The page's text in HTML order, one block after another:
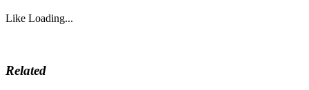
Like Loading...
Related